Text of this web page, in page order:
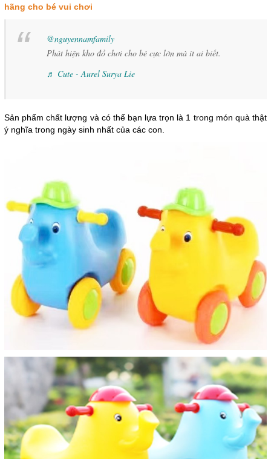
hãng cho bé vui chơi
@nguyennamfamily
Phát hiện kho đồ chơi cho bé cực lớn mà ít ai biết.
♬ Cute - Aurel Surya Lie
Sản phẩm chất lượng và có thể bạn lựa trọn là 1 trong món quà thật
ý nghĩa trong ngày sinh nhất của các con.